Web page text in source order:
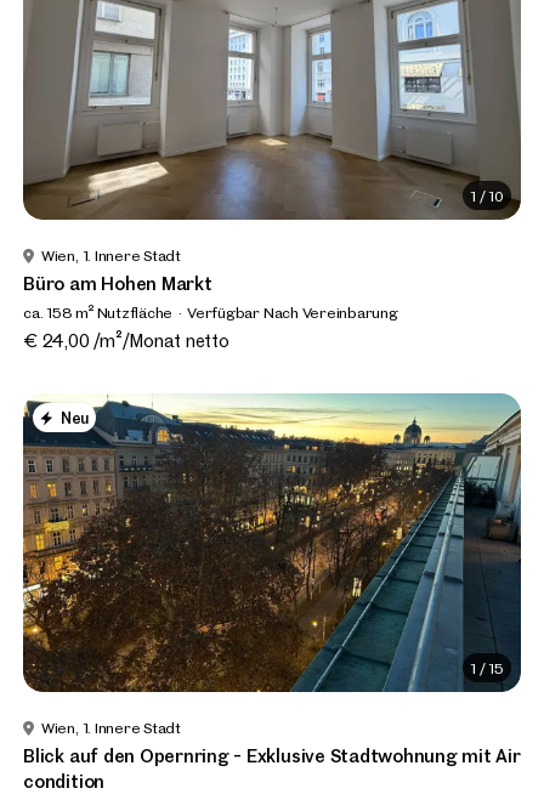
1 /10
Wien, 1. Innere Stadt
Büro am Hohen Markt
ca. 158 m² Nutzfläche Verfügbar Nach Vereinbarung
€ 24,00 /m²/Monat netto
Neu
1 /15
Wien, 1. Innere Stadt
Blick auf den Opernring - Exklusive Stadtwohnung mit Air
condition